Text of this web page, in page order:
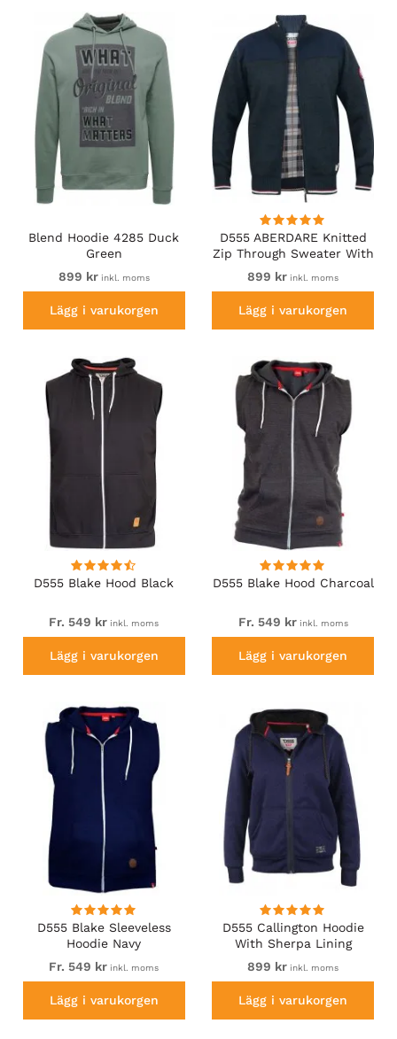
Blend Hoodie 4285 Duck
Green
899 krinkl. moms
Lägg i varukorgen
D555 ABERDARE Knitted
Zip Through Sweater With
Bonded Check Lining
Navy Marl
899 kr inkl. moms
Lägg i varukorgen
D555 Blake Hood Black
Fr. 549 kr inkl. moms
Lägg i varukorgen
D555 Blake Hood Charcoal
Fr. 549 krinkl. moms
Lägg i varukorgen
D555 Blake Sleeveless
Hoodie Navy
Fr. 549 kr inkl. moms
Lägg i varukorgen
D555 Callington Hoodie
With Sherpa Lining
899 kr inkl. moms
Lägg i varukorgen